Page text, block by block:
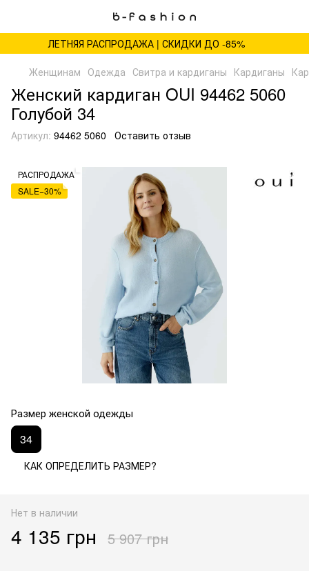
ЛЕТНЯЯ РАСПРОДАЖА | СКИДКИ ДО -85%
Женщинам Одежда Свитра и кардиганы Кардиганы
Женский кардиган OUI 94462 5060
Голубой 34
Артикул: 94462 5060 Оставить отзыв
РАСПРОДАЖА
SALE−30%
Размер женской одежды
34
КАК ОПРЕДЕЛИТЬ РАЗМЕР?
Нет в наличии
4 135 грн 5 907 грн